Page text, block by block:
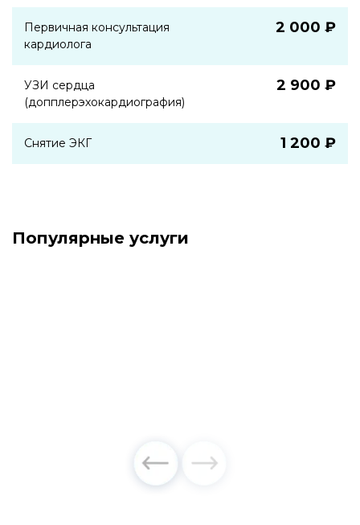
Первичная консультация
кардиолога
2 000 ₽
УЗИ сердца
(допплерэхокардиография)
2 900 ₽
Снятие ЭКГ 1 200 ₽
Популярные услуги